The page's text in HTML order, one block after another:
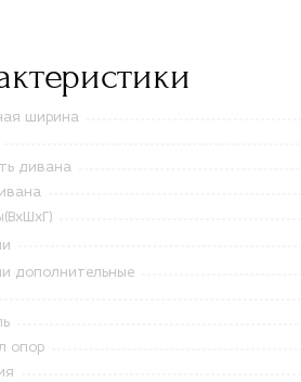
ширина
дивана
дополнительные
опор